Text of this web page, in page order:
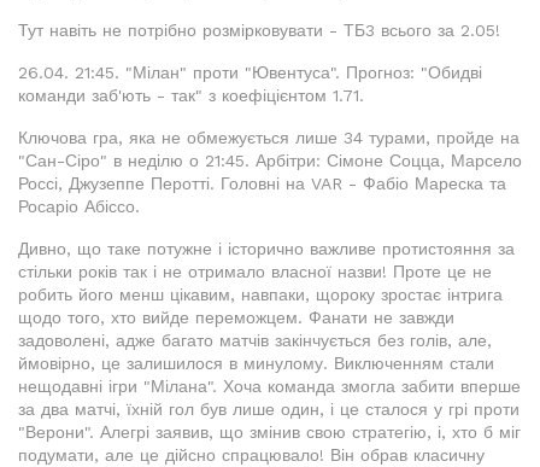
Тут навіть не потрібно розмірковувати - ТБ3 всього за 2.05!
26.04. 21:45. "Мілан" проти "Ювентуса". Прогноз: "Обидві
команди заб'ють - так" з коефіцієнтом 1.71.
Ключова гра, яка не обмежується лише 34 турами, пройде на
"Сан-Сіро" в неділю о 21:45. Арбітри: Сімоне Соцца, Марсело
Россі, Джузеппе Перотті. Головні на VAR - Фабіо Мареска та
Росаріо Абіссо.
Дивно, що таке потужне і історично важливе протистояння за
стільки років так і не отримало власної назви! Проте це не
робить його менш цікавим, навпаки, щороку зростає інтрига
щодо того, хто вийде переможцем. Фанати не завжди
задоволені, адже багато матчів закінчується без голів, але,
ймовірно, це залишилося в минулому. Виключенням стали
нещодавні ігри "Мілана". Хоча команда змогла забити вперше
за два матчі, їхній гол був лише один, і це сталося у грі проти
"Верони". Алегрі заявив, що змінив свою стратегію, і, хто б міг
подумати, але це дійсно спрацювало! Він обрав класичну